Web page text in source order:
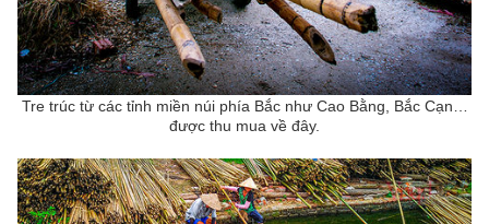
Tre trúc từ các tỉnh miền núi phía Bắc như Cao Bằng, Bắc Cạn…
được thu mua về đây.